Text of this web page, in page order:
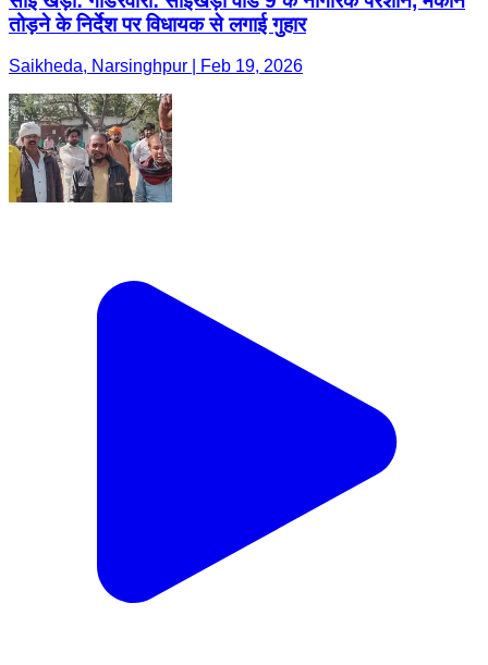
तोड़ने के निर्देश पर विधायक से लगाई गुहार
Saikheda, Narsinghpur | Feb 19, 2026